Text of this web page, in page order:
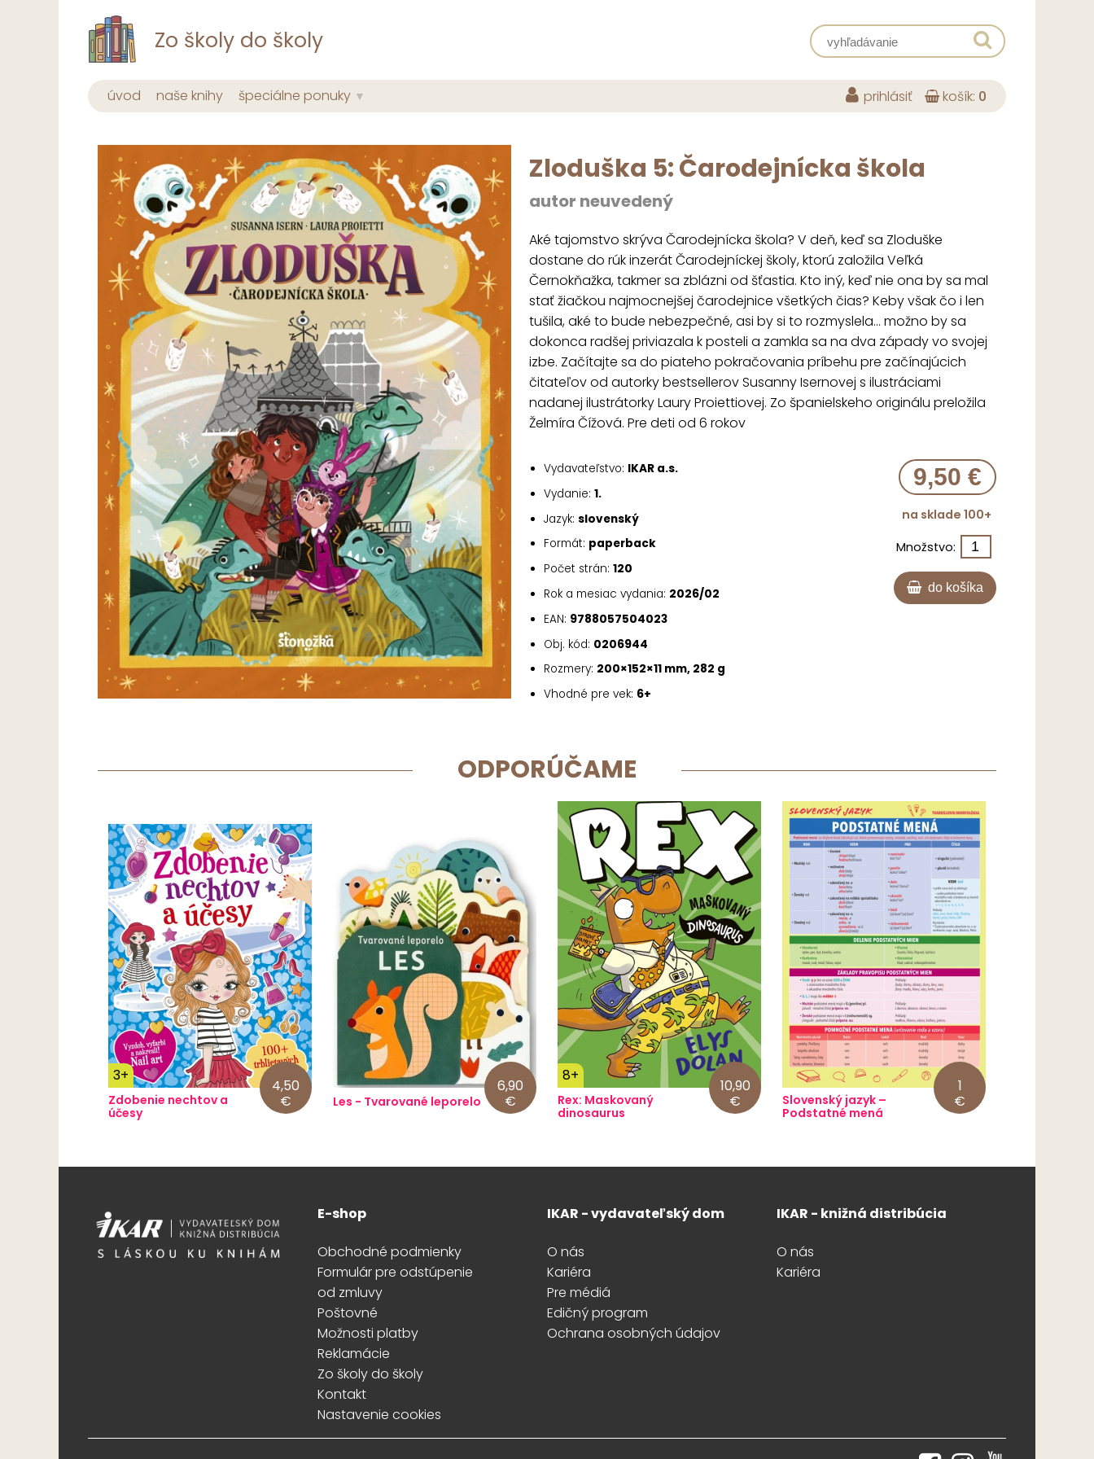
Zo školy do školy
úvod naše knihy špeciálne ponuky košík: 0
prihlásiť
Zloduška 5: Čarodejnícka škola
autor neuvedený
Aké tajomstvo skrýva Čarodejnícka škola? V deň, keď sa Zloduške
dostane do rúk inzerát Čarodejníckej školy, ktorú založila Veľká
Černokňažka, takmer sa zblázni od šťastia. Kto iný, keď nie ona by sa mal
stať žiačkou najmocnejšej čarodejnice všetkých čias? Keby však čo i len
tušila, aké to bude nebezpečné, asi by si to rozmyslela... možno by sa
dokonca radšej priviazala k posteli a zamkla sa na dva západy vo svojej
izbe. Začítajte sa do piateho pokračovania príbehu pre začínajúcich
čitateľov od autorky bestsellerov Susanny Isernovej s ilustráciami
nadanej ilustrátorky Laury Proiettiovej. Zo španielskeho originálu preložila
Želmíra Čížová. Pre deti od 6 rokov
Vydavateľstvo: IKAR a.s.
Vydanie: 1.
Jazyk: slovenský
Formát: paperback
Počet strán: 120
Rok a mesiac vydania: 2026/02
EAN: 9788057504023
Obj. kód: 0206944
Rozmery: 200×152×11 mm, 282 g
Vhodné pre vek: 6+
9,50 €
na sklade 100+
Množstvo:
do košíka
ODPORÚČAME
3+
4,50
€
Zdobenie nechtov a
účesy
6,90
€
Les - Tvarované leporelo
8+
10,90
€
Rex: Maskovaný
dinosaurus
1
€
Slovenský jazyk –
Podstatné mená
E-shop
Obchodné podmienky
Formulár pre odstúpenie
od zmluvy
Poštovné
Možnosti platby
Reklamácie
Zo školy do školy
Kontakt
Nastavenie cookies
IKAR - vydavateľský dom
O nás
Kariéra
Pre médiá
Edičný program
Ochrana osobných údajov
IKAR - knižná distribúcia
O nás
Kariéra